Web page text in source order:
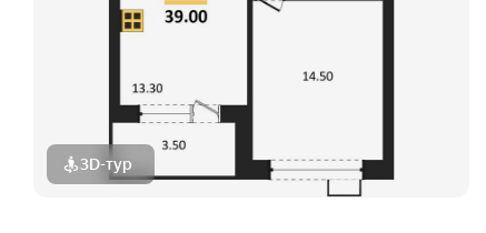
3D-тур